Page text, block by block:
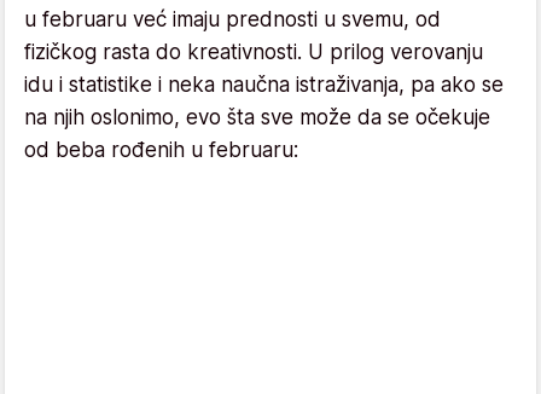
u februaru već imaju prednosti u svemu, od
fizičkog rasta do kreativnosti. U prilog verovanju
idu i statistike i neka naučna istraživanja, pa ako se
na njih oslonimo, evo šta sve može da se očekuje
od beba rođenih u februaru: